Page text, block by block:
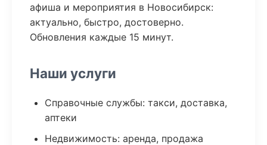
афиша и мероприятия в Новосибирск:
актуально, быстро, достоверно.
Обновления каждые 15 минут.
Наши услуги
Справочные службы: такси, доставка,
аптеки
Недвижимость: аренда, продажа